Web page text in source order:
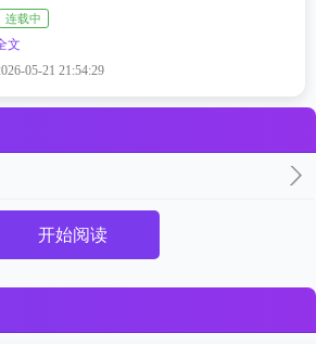
连载中
文
05-21 21:54:29
开始阅读